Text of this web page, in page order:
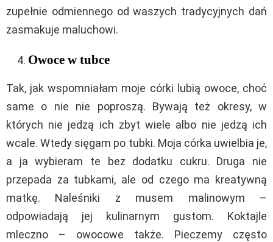
zupełnie odmiennego od waszych tradycyjnych dań
zasmakuje maluchowi.
Owoce w tubce
Tak, jak wspomniałam moje córki lubią owoce, choć
same o nie nie poproszą. Bywają też okresy, w
których nie jedzą ich zbyt wiele albo nie jedzą ich
wcale. Wtedy sięgam po tubki. Moja córka uwielbia je,
a ja wybieram te bez dodatku cukru. Druga nie
przepada za tubkami, ale od czego ma kreatywną
matkę. Naleśniki z musem malinowym –
odpowiadają jej kulinarnym gustom. Koktajle
mleczno – owocowe także. Pieczemy często